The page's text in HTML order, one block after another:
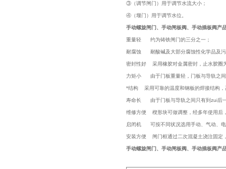
③（调节闸门）用于调节水流大小；
④（堰门）用于调节水位。
手动螺旋闸门、 手动闸板阀、 手动插板阀产
重量轻 约为铸铁闸门的三分之一；
耐腐蚀 耐酸碱及大部分腐蚀性化学品及污
密封性好 采用橡胶对金属密封，止水胶圈
力矩小 由于门板重量轻，门板与导轨之间
*结构 采用可靠的温度和钢板的焊接结构，
寿命长 由于门板与导轨之间只有到zui后一
维修方便 楔形块可做调整，经多年使用后
启闭机 可按不同状况选用手动、气动、电
安装方便 闸门框通过二次混凝土浇注固定
手动螺旋闸门、 手动闸板阀、 手动插板阀产